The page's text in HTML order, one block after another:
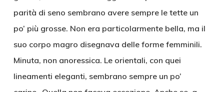
parità di seno sembrano avere sempre le tette un
po’ più grosse. Non era particolarmente bella, ma il
suo corpo magro disegnava delle forme femminili.
Minuta, non anoressica. Le orientali, con quei
lineamenti eleganti, sembrano sempre un po’